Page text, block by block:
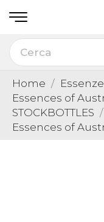
Home
Essences of
STOCKBOTTLES
Essences of